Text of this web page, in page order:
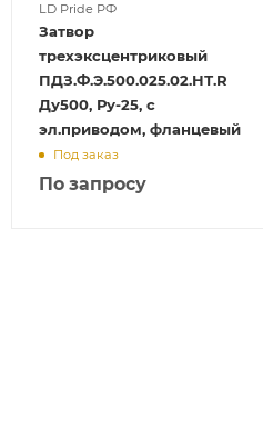
LD Pride РФ
Затвор
трехэксцентриковый
ПДЗ.Ф.Э.500.025.02.НТ.R
Ду500, Ру-25, с
эл.приводом, фланцевый
Под заказ
По запросу